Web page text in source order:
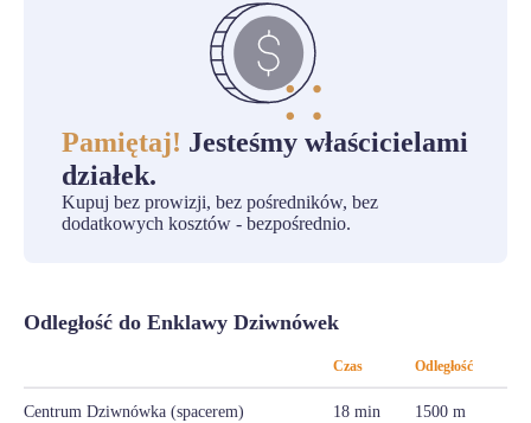
Pamiętaj! Jesteśmy właścicielami
działek.
Kupuj bez prowizji, bez pośredników, bez
dodatkowych kosztów - bezpośrednio.
Odległość do Enklawy Dziwnówek
Czas Odległość
Centrum Dziwnówka (spacerem) 18 min 1500 m